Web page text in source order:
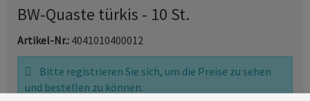
BW-Quaste türkis - 10 St.
Artikel-Nr.: 4041010400012
Bitte registrieren Sie sich, um die Preise zu sehen
und bestellen zu können.